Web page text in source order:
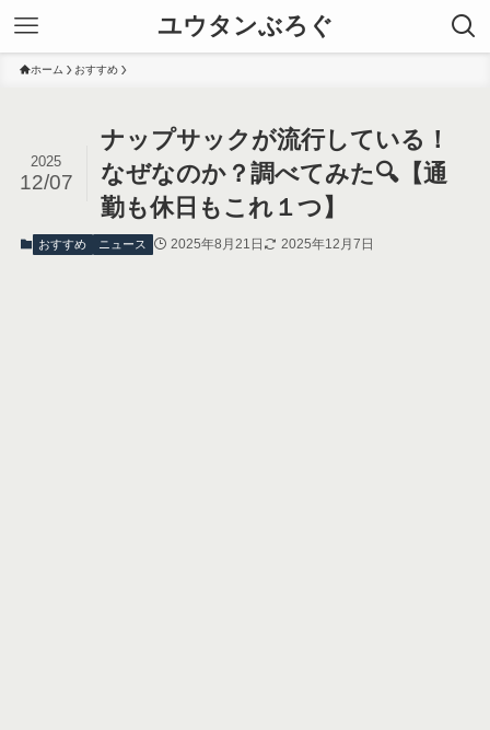
ユウタンぶろぐ
ホーム おすすめ
ナップサックが流行している！
なぜなのか？調べてみた🔍【通
勤も休日もこれ１つ】
2025
12/07
おすすめ ニュース 2025年8月21日 2025年12月7日